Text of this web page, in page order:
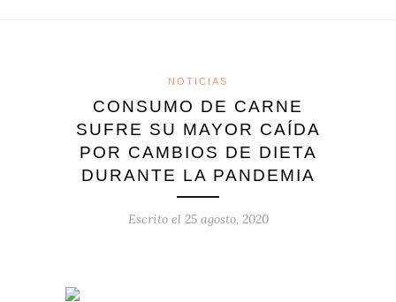
NOTICIAS
CONSUMO DE CARNE
SUFRE SU MAYOR CAÍDA
POR CAMBIOS DE DIETA
DURANTE LA PANDEMIA
Escrito el 25 agosto, 2020